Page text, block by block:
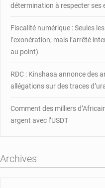
détermination à respecter ses
Fiscalité numérique : Seules
l’exonération, mais l’arrêté
au point)
RDC : Kinshasa annonce des
allégations sur des traces
Comment des milliers
argent avec l’USDT
Archives